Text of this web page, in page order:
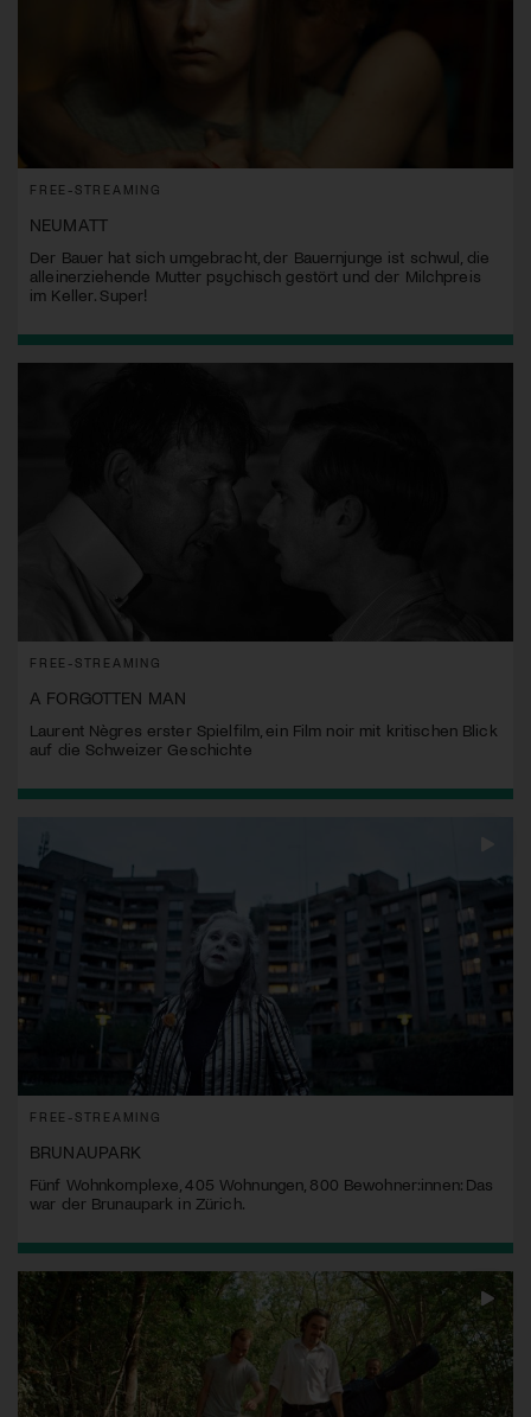
FREE-STREAMING
NEUMATT
Der Bauer hat sich umgebracht, der Bauernjunge ist schwul, die
alleinerziehende Mutter psychisch gestört und der Milchpreis
im Keller. Super!
FREE-STREAMING
A FORGOTTEN MAN
Laurent Nègres erster Spielfilm, ein Film noir mit kritischen Blick
auf die Schweizer Geschichte
FREE-STREAMING
BRUNAUPARK
Fünf Wohnkomplexe, 405 Wohnungen, 800 Bewohner:innen: Das
war der Brunaupark in Zürich.